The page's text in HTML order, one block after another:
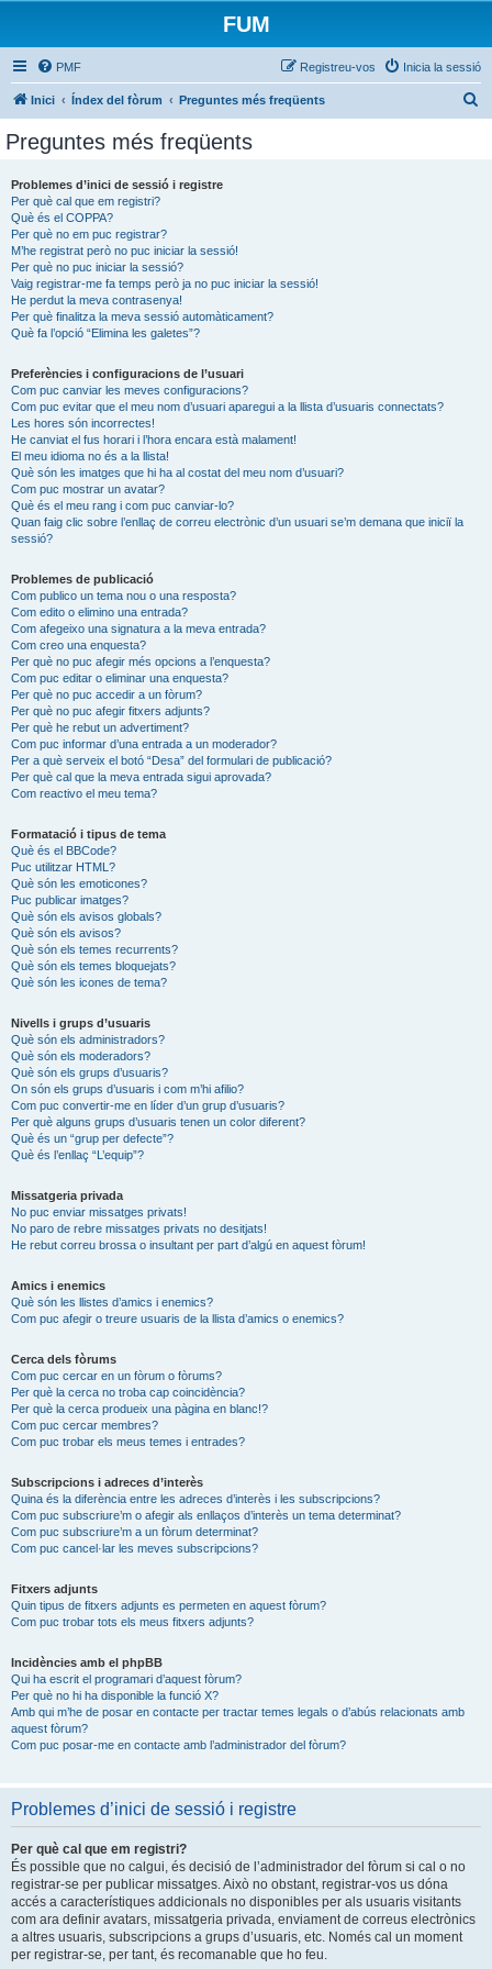
FUM
PMF Inicia la sessió
Registreu-vos
Inici Índex del fòrum Preguntes més freqüents
Preguntes més freqüents
Problemes d’inici de sessió i registre
Per què cal que em registri?
Què és el COPPA?
Per què no em puc registrar?
M’he registrat però no puc iniciar la sessió!
Per què no puc iniciar la sessió?
Vaig registrar-me fa temps però ja no puc iniciar la sessió!
He perdut la meva contrasenya!
Per què finalitza la meva sessió automàticament?
Què fa l’opció “Elimina les galetes”?
Preferències i configuracions de l’usuari
Com puc canviar les meves configuracions?
Com puc evitar que el meu nom d’usuari aparegui a la llista d’usuaris connectats?
Les hores són incorrectes!
He canviat el fus horari i l’hora encara està malament!
El meu idioma no és a la llista!
Què són les imatges que hi ha al costat del meu nom d’usuari?
Com puc mostrar un avatar?
Què és el meu rang i com puc canviar-lo?
Quan faig clic sobre l’enllaç de correu electrònic d’un usuari se’m demana que iniciï la
sessió?
Problemes de publicació
Com publico un tema nou o una resposta?
Com edito o elimino una entrada?
Com afegeixo una signatura a la meva entrada?
Com creo una enquesta?
Per què no puc afegir més opcions a l’enquesta?
Com puc editar o eliminar una enquesta?
Per què no puc accedir a un fòrum?
Per què no puc afegir fitxers adjunts?
Per què he rebut un advertiment?
Com puc informar d’una entrada a un moderador?
Per a què serveix el botó “Desa” del formulari de publicació?
Per què cal que la meva entrada sigui aprovada?
Com reactivo el meu tema?
Formatació i tipus de tema
Què és el BBCode?
Puc utilitzar HTML?
Què són les emoticones?
Puc publicar imatges?
Què són els avisos globals?
Què són els avisos?
Què són els temes recurrents?
Què són els temes bloquejats?
Què són les icones de tema?
Nivells i grups d’usuaris
Què són els administradors?
Què són els moderadors?
Què són els grups d’usuaris?
On són els grups d’usuaris i com m’hi afilio?
Com puc convertir-me en líder d’un grup d’usuaris?
Per què alguns grups d’usuaris tenen un color diferent?
Què és un “grup per defecte”?
Què és l’enllaç “L’equip”?
Missatgeria privada
No puc enviar missatges privats!
No paro de rebre missatges privats no desitjats!
He rebut correu brossa o insultant per part d’algú en aquest fòrum!
Amics i enemics
Què són les llistes d’amics i enemics?
Com puc afegir o treure usuaris de la llista d’amics o enemics?
Cerca dels fòrums
Com puc cercar en un fòrum o fòrums?
Per què la cerca no troba cap coincidència?
Per què la cerca produeix una pàgina en blanc!?
Com puc cercar membres?
Com puc trobar els meus temes i entrades?
Subscripcions i adreces d’interès
Quina és la diferència entre les adreces d’interès i les subscripcions?
Com puc subscriure’m o afegir als enllaços d’interès un tema determinat?
Com puc subscriure’m a un fòrum determinat?
Com puc cancel·lar les meves subscripcions?
Fitxers adjunts
Quin tipus de fitxers adjunts es permeten en aquest fòrum?
Com puc trobar tots els meus fitxers adjunts?
Incidències amb el phpBB
Qui ha escrit el programari d’aquest fòrum?
Per què no hi ha disponible la funció X?
Amb qui m’he de posar en contacte per tractar temes legals o d’abús relacionats amb
aquest fòrum?
Com puc posar-me en contacte amb l’administrador del fòrum?
Problemes d’inici de sessió i registre
Per què cal que em registri?
És possible que no calgui, és decisió de l’administrador del fòrum si cal o no
registrar-se per publicar missatges. Això no obstant, registrar-vos us dóna
accés a característiques addicionals no disponibles per als usuaris visitants
com ara definir avatars, missatgeria privada, enviament de correus electrònics
a altres usuaris, subscripcions a grups d’usuaris, etc. Només cal un moment
per registrar-se, per tant, és recomanable que ho feu.